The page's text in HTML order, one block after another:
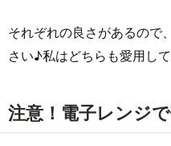
それぞれの良さがあるので
さい♪私はどちらも愛用して
注意！電子レンジ